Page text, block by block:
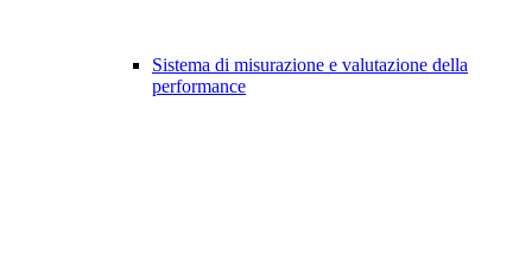
Sistema di misurazione e valutazione della
performance